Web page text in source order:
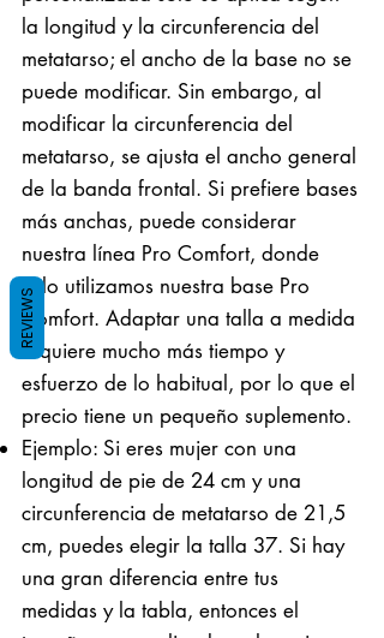
la longitud y la circunferencia del
metatarso; el ancho de la base no se
puede modificar. Sin embargo, al
modificar la circunferencia del
metatarso, se ajusta el ancho general
de la banda frontal. Si prefiere bases
más anchas, puede considerar
nuestra línea Pro Comfort, donde
solo utilizamos nuestra base Pro
Comfort. Adaptar una talla a medida
requiere mucho más tiempo y
esfuerzo de lo habitual, por lo que el
precio tiene un pequeño suplemento.
Ejemplo: Si eres mujer con una
longitud de pie de 24 cm y una
circunferencia de metatarso de 21,5
cm, puedes elegir la talla 37. Si hay
una gran diferencia entre tus
medidas y la tabla, entonces el
REVIEWS